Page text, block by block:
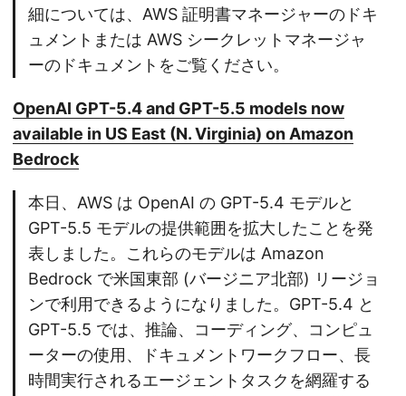
細については、AWS 証明書マネージャーのドキ
ュメントまたは AWS シークレットマネージャ
ーのドキュメントをご覧ください。
OpenAI GPT-5.4 and GPT-5.5 models now
available in US East (N. Virginia) on Amazon
Bedrock
本日、AWS は OpenAI の GPT-5.4 モデルと
GPT-5.5 モデルの提供範囲を拡大したことを発
表しました。これらのモデルは Amazon
Bedrock で米国東部 (バージニア北部) リージョ
ンで利用できるようになりました。GPT-5.4 と
GPT-5.5 では、推論、コーディング、コンピュ
ーターの使用、ドキュメントワークフロー、長
時間実行されるエージェントタスクを網羅する